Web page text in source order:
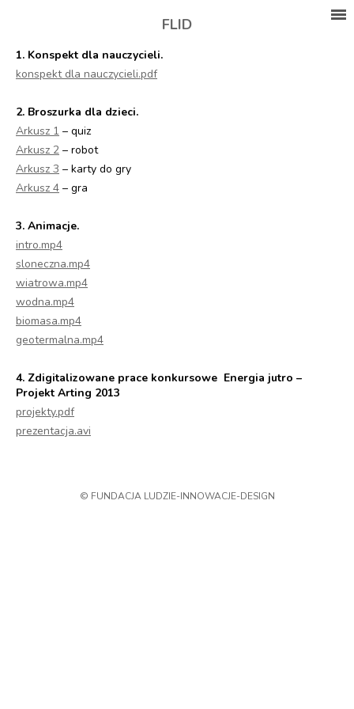
FLID
1. Konspekt dla nauczycieli.
konspekt dla nauczycieli.pdf
2. Broszurka dla dzieci.
Arkusz 1 – quiz
Arkusz 2 – robot
Arkusz 3 – karty do gry
Arkusz 4 – gra
3. Animacje.
intro.mp4
sloneczna.mp4
wiatrowa.mp4
wodna.mp4
biomasa.mp4
geotermalna.mp4
4. Zdigitalizowane prace konkursowe Energia jutro –
Projekt Arting 2013
projekty.pdf
prezentacja.avi
© FUNDACJA LUDZIE-INNOWACJE-DESIGN